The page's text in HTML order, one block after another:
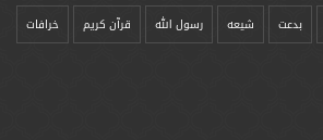
بدعت شیعه رسول الله قرآن کریم خرافات